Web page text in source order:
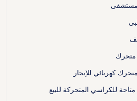
كهربائي للإيجار
للكراسي المتحركة للبيع